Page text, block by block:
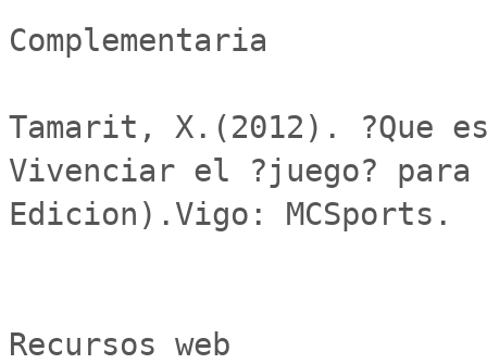
Complementaria
Tamarit, X.(2012). ?Que
Vivenciar el ?juego?
Edicion).Vigo: MCSports.
Recursos web